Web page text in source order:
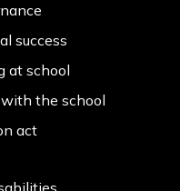
success
at school
the school
act